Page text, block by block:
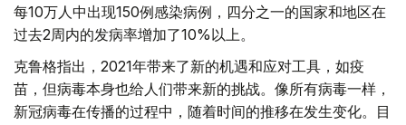
每10万人中出现150例感染病例，四分之一的国家和地区在
过去2周内的发病率增加了10%以上。
克鲁格指出，2021年带来了新的机遇和应对工具，如疫
苗，但病毒本身也给人们带来新的挑战。像所有病毒一样，
新冠病毒在传播的过程中，随着时间的推移在发生变化。目